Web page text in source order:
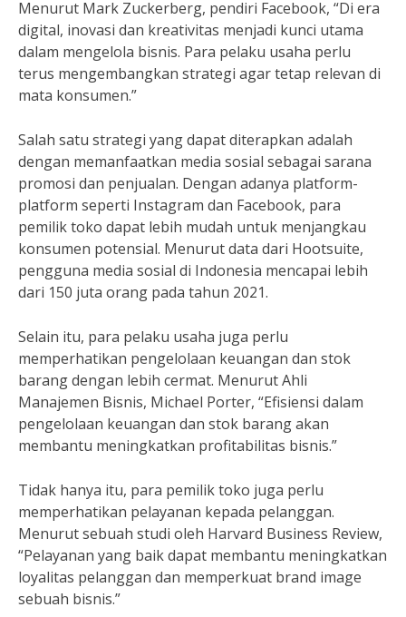
Menurut Mark Zuckerberg, pendiri Facebook, “Di era
digital, inovasi dan kreativitas menjadi kunci utama
dalam mengelola bisnis. Para pelaku usaha perlu
terus mengembangkan strategi agar tetap relevan di
mata konsumen.”
Salah satu strategi yang dapat diterapkan adalah
dengan memanfaatkan media sosial sebagai sarana
promosi dan penjualan. Dengan adanya platform-
platform seperti Instagram dan Facebook, para
pemilik toko dapat lebih mudah untuk menjangkau
konsumen potensial. Menurut data dari Hootsuite,
pengguna media sosial di Indonesia mencapai lebih
dari 150 juta orang pada tahun 2021.
Selain itu, para pelaku usaha juga perlu
memperhatikan pengelolaan keuangan dan stok
barang dengan lebih cermat. Menurut Ahli
Manajemen Bisnis, Michael Porter, “Efisiensi dalam
pengelolaan keuangan dan stok barang akan
membantu meningkatkan profitabilitas bisnis.”
Tidak hanya itu, para pemilik toko juga perlu
memperhatikan pelayanan kepada pelanggan.
Menurut sebuah studi oleh Harvard Business Review,
“Pelayanan yang baik dapat membantu meningkatkan
loyalitas pelanggan dan memperkuat brand image
sebuah bisnis.”